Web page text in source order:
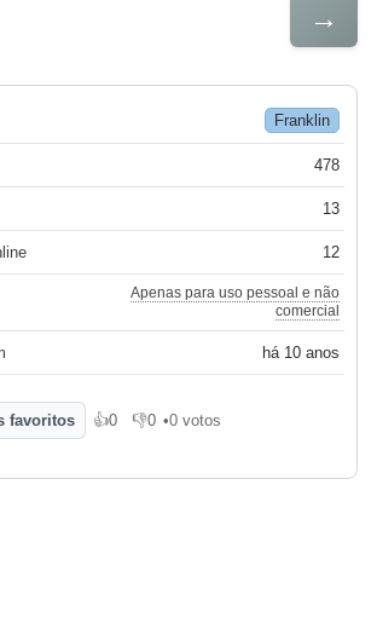
→
Franklin
478
13
12
Apenas para uso pessoal e não
comercial
há 10 anos
favoritos 👍0
Gosto 👎0
Não gosto
•0 votos